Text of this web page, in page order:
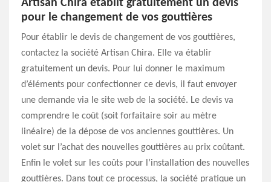
Artisan Chira établit gratuitement un devis
pour le changement de vos gouttières
Pour établir le devis de changement de vos gouttières,
contactez la société Artisan Chira. Elle va établir
gratuitement un devis. Pour lui donner le maximum
d’éléments pour confectionner ce devis, il faut envoyer
une demande via le site web de la société. Le devis va
comprendre le coût (soit forfaitaire soir au mètre
linéaire) de la dépose de vos anciennes gouttières. Un
volet sur l’achat des nouvelles gouttières au prix coûtant.
Enfin le volet sur les coûts pour l’installation des nouvelles
gouttières. Dans tout ce processus, la société pratique un